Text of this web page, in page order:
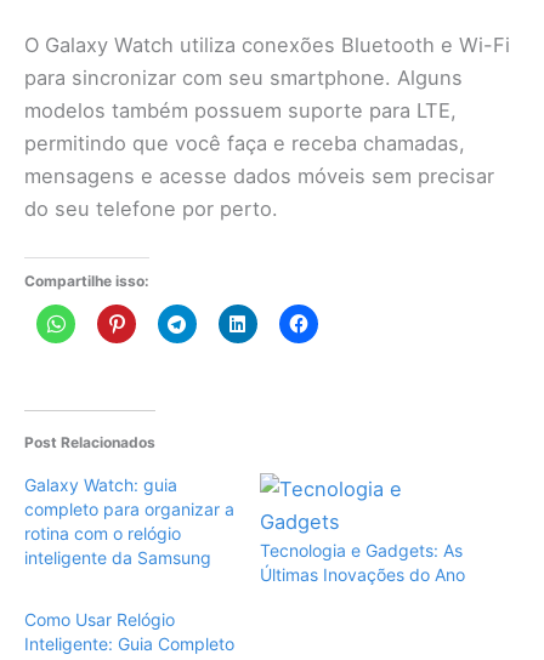
O Galaxy Watch utiliza conexões Bluetooth e Wi-Fi
para sincronizar com seu smartphone. Alguns
modelos também possuem suporte para LTE,
permitindo que você faça e receba chamadas,
mensagens e acesse dados móveis sem precisar
do seu telefone por perto.
Compartilhe isso:
Post Relacionados
Galaxy Watch: guia
completo para organizar a
rotina com o relógio
inteligente da Samsung
Tecnologia e Gadgets: As
Últimas Inovações do Ano
Como Usar Relógio
Inteligente: Guia Completo